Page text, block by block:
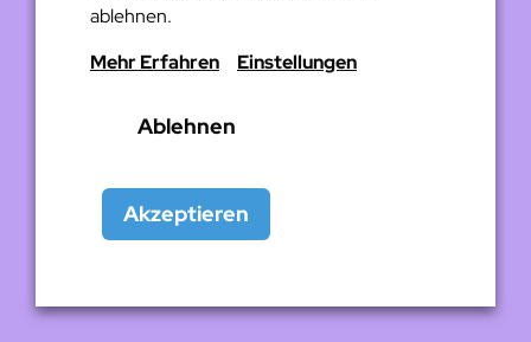
ablehnen.
Mehr Erfahren
Einstellungen
Ablehnen
Akzeptieren